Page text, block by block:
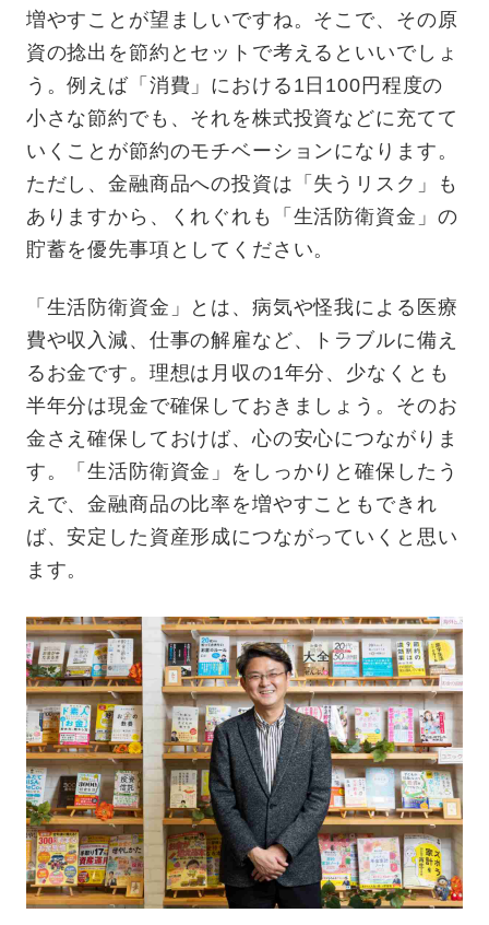
増やすことが望ましいですね。そこで、その原
資の捻出を節約とセットで考えるといいでしょ
う。例えば「消費」における1日100円程度の
小さな節約でも、それを株式投資などに充てて
いくことが節約のモチベーションになります。
ただし、金融商品への投資は「失うリスク」も
ありますから、くれぐれも「生活防衛資金」の
貯蓄を優先事項としてください。
「生活防衛資金」とは、病気や怪我による医療
費や収入減、仕事の解雇など、トラブルに備え
るお金です。理想は月収の1年分、少なくとも
半年分は現金で確保しておきましょう。そのお
金さえ確保しておけば、心の安心につながりま
す。「生活防衛資金」をしっかりと確保したう
えで、金融商品の比率を増やすこともできれ
ば、安定した資産形成につながっていくと思い
ます。